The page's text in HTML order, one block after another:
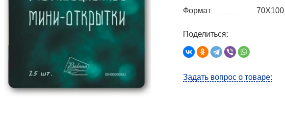
Формат
Поделиться:
Задать вопрос о товаре: